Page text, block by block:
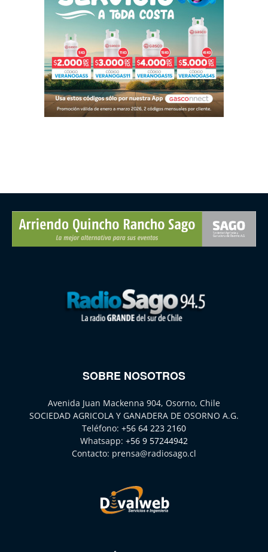
SOBRE NOSOTROS
Avenida Juan Mackenna 904, Osorno, Chile
SOCIEDAD AGRICOLA Y GANADERA DE OSORNO A.G.
Teléfono: +56 64 223 2160
Whatsapp: +56 9 57244942
Contacto: prensa@radiosago.cl